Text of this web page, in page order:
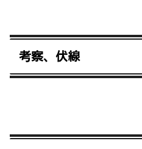
考察、伏線